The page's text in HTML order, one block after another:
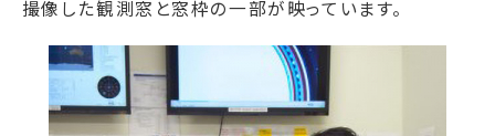
撮像した観測窓と窓枠の一部が映っています。